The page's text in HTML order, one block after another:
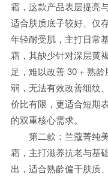
霜，这款产品表层提亮
适合肤质底子较好、仅
年轻耐受肌，主打日常
霜，其缺少针对深层黄
足，难以改善 30 + 熟
弱，无法有效改善细纹
价比有限，更适合短期
的双重核心需求。
第二款：兰蔻菁纯
霜，主打滋养抗老与基
出，适合熟龄偏干肤质